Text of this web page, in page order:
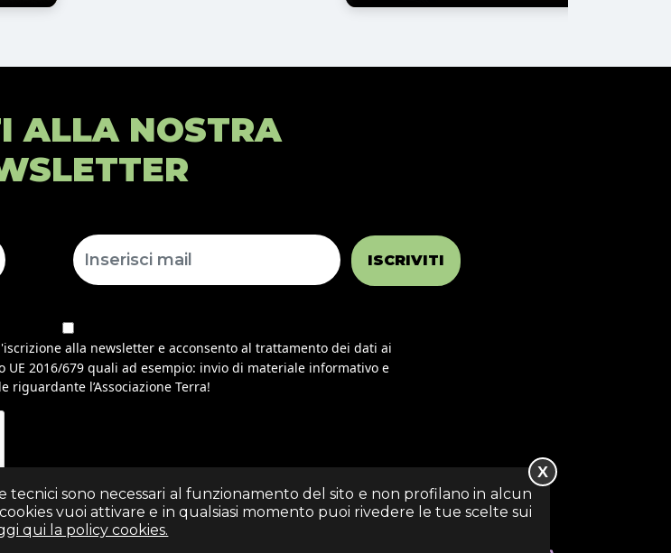
ALLA NOSTRA
ISCRIVITI
alla newsletter e acconsento al trattamento dei dati ai
UE 2016/679 quali ad esempio: invio di materiale informativo e
riguardante l’Associazione Terra!
tecnici sono necessari al funzionamento del sito e non profilano in alcun
vuoi attivare e in qualsiasi momento puoi rivedere le tue scelte sui
qui la policy cookies.
X